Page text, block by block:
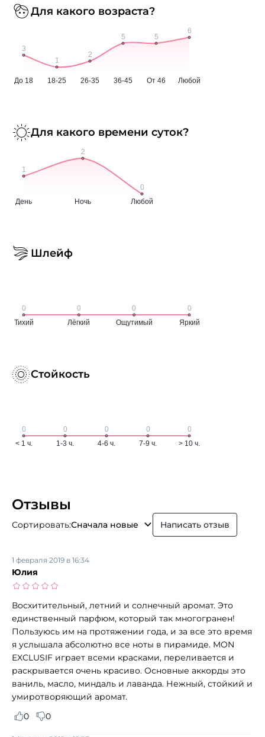
Для какого возраста?
Для какого времени суток?
Шлейф
Стойкость
Отзывы
Сортировать:Сначала новые Написать отзыв
Юлия
1 февраля 2019 в 16:34
Восхитительный, летний и солнечный аромат. Это
единственный парфюм, который так многогранен!
Пользуюсь им на протяжении года, и за все это время
я услышала абсолютно все ноты в пирамиде. MON
EXCLUSIF играет всеми красками, переливается и
раскрывается очень красиво. Основные аккорды это
ваниль, масло, миндаль и лаванда. Нежный, стойкий и
умиротворяющий аромат.
0
0